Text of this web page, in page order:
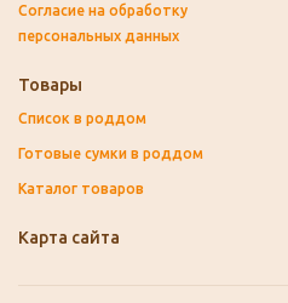
Согласие на обработку
персональных данных
Товары
Список в роддом
Готовые сумки в роддом
Каталог товаров
Карта сайта